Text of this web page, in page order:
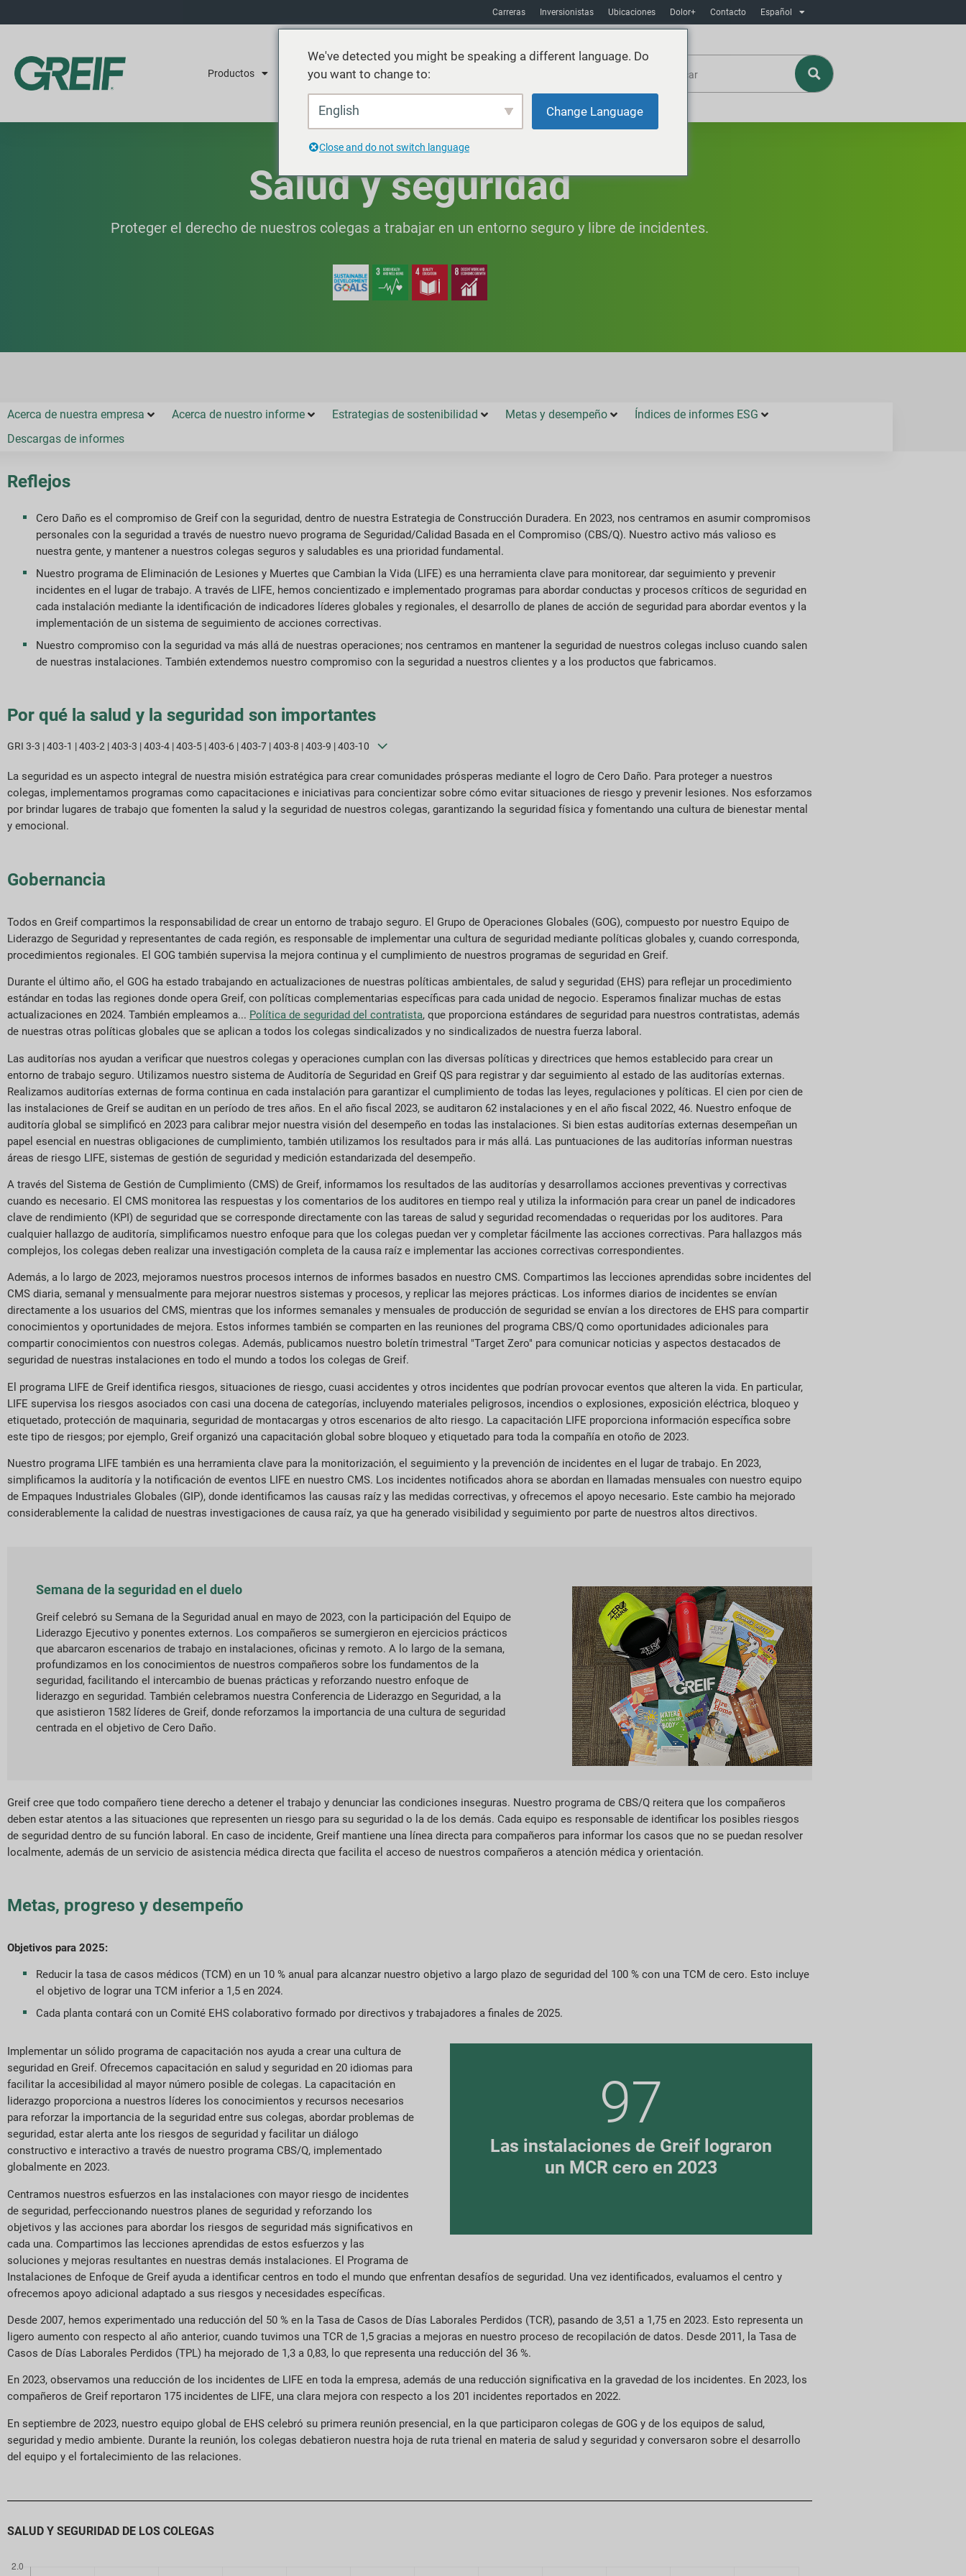
Carreras Inversionistas Ubicaciones Dolor+ Contacto Español
Productos Servicios Sostenibilidad
Salud y seguridad
Proteger el derecho de nuestros colegas a trabajar en un entorno seguro y libre de incidentes.
Acerca de nuestra empresa Acerca de nuestro informe Estrategias de sostenibilidad Metas y desempeño
Índices de informes ESG
Descargas de informes
Reflejos
Cero Daño es el compromiso de Greif con la seguridad, dentro de nuestra Estrategia de Construcción Duradera. En 2023, nos centramos en asumir compromisos
personales con la seguridad a través de nuestro nuevo programa de Seguridad/Calidad Basada en el Compromiso (CBS/Q). Nuestro activo más valioso es
nuestra gente, y mantener a nuestros colegas seguros y saludables es una prioridad fundamental.
Nuestro programa de Eliminación de Lesiones y Muertes que Cambian la Vida (LIFE) es una herramienta clave para monitorear, dar seguimiento y prevenir
incidentes en el lugar de trabajo. A través de LIFE, hemos concientizado e implementado programas para abordar conductas y procesos críticos de seguridad en
cada instalación mediante la identificación de indicadores líderes globales y regionales, el desarrollo de planes de acción de seguridad para abordar eventos y la
implementación de un sistema de seguimiento de acciones correctivas.
Nuestro compromiso con la seguridad va más allá de nuestras operaciones; nos centramos en mantener la seguridad de nuestros colegas incluso cuando salen
de nuestras instalaciones. También extendemos nuestro compromiso con la seguridad a nuestros clientes y a los productos que fabricamos.
Por qué la salud y la seguridad son importantes
GRI 3-3 | 403-1 | 403-2 | 403-3 | 403-4 | 403-5 | 403-6 | 403-7 | 403-8 | 403-9 | 403-10
La seguridad es un aspecto integral de nuestra misión estratégica para crear comunidades prósperas mediante el logro de Cero Daño. Para proteger a nuestros
colegas, implementamos programas como capacitaciones e iniciativas para concientizar sobre cómo evitar situaciones de riesgo y prevenir lesiones. Nos esforzamos
por brindar lugares de trabajo que fomenten la salud y la seguridad de nuestros colegas, garantizando la seguridad física y fomentando una cultura de bienestar mental
y emocional.
Gobernancia
Todos en Greif compartimos la responsabilidad de crear un entorno de trabajo seguro. El Grupo de Operaciones Globales (GOG), compuesto por nuestro Equipo de
Liderazgo de Seguridad y representantes de cada región, es responsable de implementar una cultura de seguridad mediante políticas globales y, cuando corresponda,
procedimientos regionales. El GOG también supervisa la mejora continua y el cumplimiento de nuestros programas de seguridad en Greif.
Durante el último año, el GOG ha estado trabajando en actualizaciones de nuestras políticas ambientales, de salud y seguridad (EHS) para reflejar un procedimiento
estándar en todas las regiones donde opera Greif, con políticas complementarias específicas para cada unidad de negocio. Esperamos finalizar muchas de estas
actualizaciones en 2024. También empleamos a... Política de seguridad del contratista, que proporciona estándares de seguridad para nuestros contratistas, además
de nuestras otras políticas globales que se aplican a todos los colegas sindicalizados y no sindicalizados de nuestra fuerza laboral.
Las auditorías nos ayudan a verificar que nuestros colegas y operaciones cumplan con las diversas políticas y directrices que hemos establecido para crear un
entorno de trabajo seguro. Utilizamos nuestro sistema de Auditoría de Seguridad en Greif QS para registrar y dar seguimiento al estado de las auditorías externas.
Realizamos auditorías externas de forma continua en cada instalación para garantizar el cumplimiento de todas las leyes, regulaciones y políticas. El cien por cien de
las instalaciones de Greif se auditan en un período de tres años. En el año fiscal 2023, se auditaron 62 instalaciones y en el año fiscal 2022, 46. Nuestro enfoque de
auditoría global se simplificó en 2023 para calibrar mejor nuestra visión del desempeño en todas las instalaciones. Si bien estas auditorías externas desempeñan un
papel esencial en nuestras obligaciones de cumplimiento, también utilizamos los resultados para ir más allá. Las puntuaciones de las auditorías informan nuestras
áreas de riesgo LIFE, sistemas de gestión de seguridad y medición estandarizada del desempeño.
A través del Sistema de Gestión de Cumplimiento (CMS) de Greif, informamos los resultados de las auditorías y desarrollamos acciones preventivas y correctivas
cuando es necesario. El CMS monitorea las respuestas y los comentarios de los auditores en tiempo real y utiliza la información para crear un panel de indicadores
clave de rendimiento (KPI) de seguridad que se corresponde directamente con las tareas de salud y seguridad recomendadas o requeridas por los auditores. Para
cualquier hallazgo de auditoría, simplificamos nuestro enfoque para que los colegas puedan ver y completar fácilmente las acciones correctivas. Para hallazgos más
complejos, los colegas deben realizar una investigación completa de la causa raíz e implementar las acciones correctivas correspondientes.
Además, a lo largo de 2023, mejoramos nuestros procesos internos de informes basados en nuestro CMS. Compartimos las lecciones aprendidas sobre incidentes del
CMS diaria, semanal y mensualmente para mejorar nuestros sistemas y procesos, y replicar las mejores prácticas. Los informes diarios de incidentes se envían
directamente a los usuarios del CMS, mientras que los informes semanales y mensuales de producción de seguridad se envían a los directores de EHS para compartir
conocimientos y oportunidades de mejora. Estos informes también se comparten en las reuniones del programa CBS/Q como oportunidades adicionales para
compartir conocimientos con nuestros colegas. Además, publicamos nuestro boletín trimestral "Target Zero" para comunicar noticias y aspectos destacados de
seguridad de nuestras instalaciones en todo el mundo a todos los colegas de Greif.
El programa LIFE de Greif identifica riesgos, situaciones de riesgo, cuasi accidentes y otros incidentes que podrían provocar eventos que alteren la vida. En particular,
LIFE supervisa los riesgos asociados con casi una docena de categorías, incluyendo materiales peligrosos, incendios o explosiones, exposición eléctrica, bloqueo y
etiquetado, protección de maquinaria, seguridad de montacargas y otros escenarios de alto riesgo. La capacitación LIFE proporciona información específica sobre
este tipo de riesgos; por ejemplo, Greif organizó una capacitación global sobre bloqueo y etiquetado para toda la compañía en otoño de 2023.
Nuestro programa LIFE también es una herramienta clave para la monitorización, el seguimiento y la prevención de incidentes en el lugar de trabajo. En 2023,
simplificamos la auditoría y la notificación de eventos LIFE en nuestro CMS. Los incidentes notificados ahora se abordan en llamadas mensuales con nuestro equipo
de Empaques Industriales Globales (GIP), donde identificamos las causas raíz y las medidas correctivas, y ofrecemos el apoyo necesario. Este cambio ha mejorado
considerablemente la calidad de nuestras investigaciones de causa raíz, ya que ha generado visibilidad y seguimiento por parte de nuestros altos directivos.
Semana de la seguridad en el duelo
Greif celebró su Semana de la Seguridad anual en mayo de 2023, con la participación del Equipo de
Liderazgo Ejecutivo y ponentes externos. Los compañeros se sumergieron en ejercicios prácticos
que abarcaron escenarios de trabajo en instalaciones, oficinas y remoto. A lo largo de la semana,
profundizamos en los conocimientos de nuestros compañeros sobre los fundamentos de la
seguridad, facilitando el intercambio de buenas prácticas y reforzando nuestro enfoque de
liderazgo en seguridad. También celebramos nuestra Conferencia de Liderazgo en Seguridad, a la
que asistieron 1582 líderes de Greif, donde reforzamos la importancia de una cultura de seguridad
centrada en el objetivo de Cero Daño.
Greif cree que todo compañero tiene derecho a detener el trabajo y denunciar las condiciones inseguras. Nuestro programa de CBS/Q reitera que los compañeros
deben estar atentos a las situaciones que representen un riesgo para su seguridad o la de los demás. Cada equipo es responsable de identificar los posibles riesgos
de seguridad dentro de su función laboral. En caso de incidente, Greif mantiene una línea directa para compañeros para informar los casos que no se puedan resolver
localmente, además de un servicio de asistencia médica directa que facilita el acceso de nuestros compañeros a atención médica y orientación.
Metas, progreso y desempeño
Objetivos para 2025:
Reducir la tasa de casos médicos (TCM) en un 10 % anual para alcanzar nuestro objetivo a largo plazo de seguridad del 100 % con una TCM de cero. Esto incluye
el objetivo de lograr una TCM inferior a 1,5 en 2024.
Cada planta contará con un Comité EHS colaborativo formado por directivos y trabajadores a finales de 2025.
97
Las instalaciones de Greif lograron
un MCR cero en 2023
Implementar un sólido programa de capacitación nos ayuda a crear una cultura de
seguridad en Greif. Ofrecemos capacitación en salud y seguridad en 20 idiomas para
facilitar la accesibilidad al mayor número posible de colegas. La capacitación en
liderazgo proporciona a nuestros líderes los conocimientos y recursos necesarios
para reforzar la importancia de la seguridad entre sus colegas, abordar problemas de
seguridad, estar alerta ante los riesgos de seguridad y facilitar un diálogo
constructivo e interactivo a través de nuestro programa CBS/Q, implementado
globalmente en 2023.
Centramos nuestros esfuerzos en las instalaciones con mayor riesgo de incidentes
de seguridad, perfeccionando nuestros planes de seguridad y reforzando los
objetivos y las acciones para abordar los riesgos de seguridad más significativos en
cada una. Compartimos las lecciones aprendidas de estos esfuerzos y las
soluciones y mejoras resultantes en nuestras demás instalaciones. El Programa de
Instalaciones de Enfoque de Greif ayuda a identificar centros en todo el mundo que enfrentan desafíos de seguridad. Una vez identificados, evaluamos el centro y
ofrecemos apoyo adicional adaptado a sus riesgos y necesidades específicas.
Desde 2007, hemos experimentado una reducción del 50 % en la Tasa de Casos de Días Laborales Perdidos (TCR), pasando de 3,51 a 1,75 en 2023. Esto representa un
ligero aumento con respecto al año anterior, cuando tuvimos una TCR de 1,5 gracias a mejoras en nuestro proceso de recopilación de datos. Desde 2011, la Tasa de
Casos de Días Laborales Perdidos (TPL) ha mejorado de 1,3 a 0,83, lo que representa una reducción del 36 %.
En 2023, observamos una reducción de los incidentes de LIFE en toda la empresa, además de una reducción significativa en la gravedad de los incidentes. En 2023, los
compañeros de Greif reportaron 175 incidentes de LIFE, una clara mejora con respecto a los 201 incidentes reportados en 2022.
En septiembre de 2023, nuestro equipo global de EHS celebró su primera reunión presencial, en la que participaron colegas de GOG y de los equipos de salud,
seguridad y medio ambiente. Durante la reunión, los colegas debatieron nuestra hoja de ruta trienal en materia de salud y seguridad y conversaron sobre el desarrollo
del equipo y el fortalecimiento de las relaciones.
SALUD Y SEGURIDAD DE LOS COLEGAS
We've detected you might be speaking a different language. Do
you want to change to:
English Change Language
Close and do not switch language